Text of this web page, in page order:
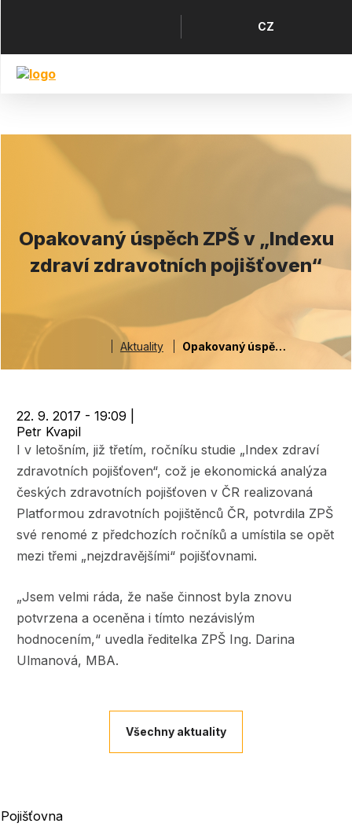
obsahu
menu
Jazyk
CZ
Opakovaný úspěch ZPŠ v „Indexu
zdraví zdravotních pojišťoven“
DrobečkováAktuality Opakovaný úspěch ZPŠ v „Indexu zdraví zdravotních pojišťoven“
22. 9. 2017 - 19:09
Petr Kvapil
I v letošním, již třetím, ročníku studie „Index zdraví
zdravotních pojišťoven“, což je ekonomická analýza
českých zdravotních pojišťoven v ČR realizovaná
Platformou zdravotních pojištěnců ČR, potvrdila ZPŠ
své renomé z předchozích ročníků a umístila se opět
mezi třemi „nejzdravějšími“ pojišťovnami.
„Jsem velmi ráda, že naše činnost byla znovu
potvrzena a oceněna i tímto nezávislým
hodnocením,“ uvedla ředitelka ZPŠ Ing. Darina
Ulmanová, MBA.
Všechny aktuality
Pojišťovna